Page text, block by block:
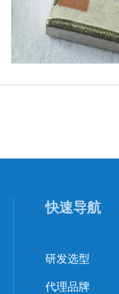
快速导航
研发选型
代理品牌